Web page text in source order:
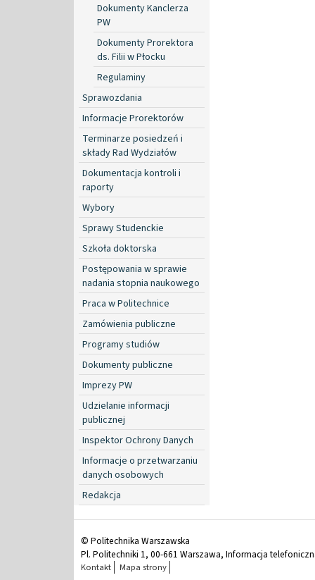
Dokumenty Kanclerza
PW
Dokumenty Prorektora
ds. Filii w Płocku
Regulaminy
Sprawozdania
Informacje Prorektorów
Terminarze posiedzeń i
składy Rad Wydziałów
Dokumentacja kontroli i
raporty
Wybory
Sprawy Studenckie
Szkoła doktorska
Postępowania w sprawie
nadania stopnia naukowego
Praca w Politechnice
Zamówienia publiczne
Programy studiów
Dokumenty publiczne
Imprezy PW
Udzielanie informacji
publicznej
Inspektor Ochrony Danych
Informacje o przetwarzaniu
danych osobowych
Redakcja
© Politechnika Warszawska
Pl. Politechniki 1, 00-661 Warszawa, Informacja
Kontakt Mapa strony